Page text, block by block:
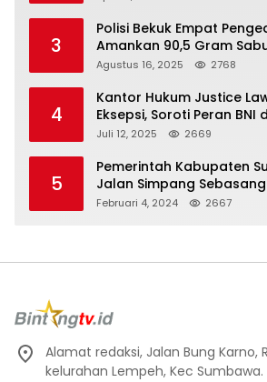
3
Polisi Bekuk Empat
Amankan 90,5 Gram
Mobil
Agustus 16, 2025 2768
4
Kantor Hukum Justice
Eksepsi, Soroti Peran BNI
Bawang Merah KCP Woha
Juli 12, 2025 2669
5
Pemerintah Kabupaten
Jalan Simpang
Lito
Februari 4, 2024 2667
Alamat redaksi, Jalan Bung Karno,
kelurahan Lempeh, Kec Sumbawa.